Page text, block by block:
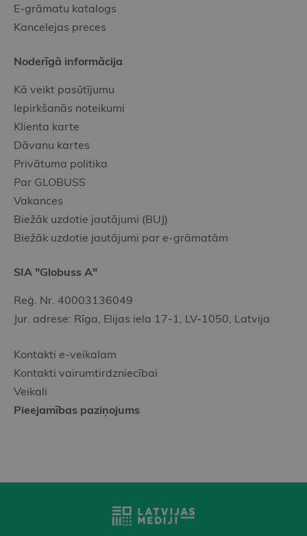
E-grāmatu katalogs
Kancelejas preces
Noderīgā informācija
Kā veikt pasūtījumu
Iepirkšanās noteikumi
Klienta karte
Dāvanu kartes
Privātuma politika
Par GLOBUSS
Vakances
Biežāk uzdotie jautājumi (BUJ)
Biežāk uzdotie jautājumi par e-grāmatām
SIA "Globuss A"
Reģ. Nr. 40003136049
Jur. adrese: Rīga, Elijas iela 17-1, LV-1050, Latvija
Kontakti e-veikalam
Kontakti vairumtirdzniecībai
Veikali
Pieejamības paziņojums